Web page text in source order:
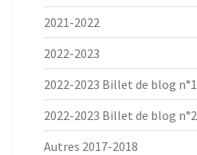
2021-2022
2022-2023
2022-2023 Billet de blog n°1
2022-2023 Billet de blog n°2
Autres 2017-2018